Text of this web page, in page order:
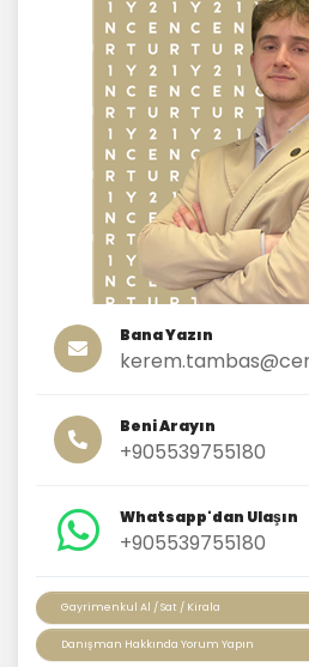
Bana Yazın
Beni Arayın
+905539755180
Whatsapp'dan Ulaşın
+905539755180
Gayrimenkul Al / Sat / Kirala
Danışman Hakkında Yorum Yapın